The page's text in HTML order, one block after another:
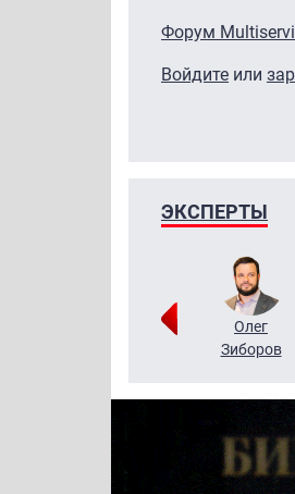
Форум
Войдите или
ЭКСПЕРТЫ
Григорий
Олег
Зиборов